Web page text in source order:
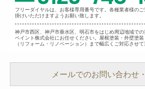
フリーダイヤルは、お客様専用番号です。各種業者様のご
掛けいただけますようお願い致します。
神戸市西区、神戸市垂水区、明石市をはじめ周辺地域で
ペイント株式会社にお任せください。 屋根塗装・外壁塗
（リフォーム・リノベーション）まで幅広くご対応させて
メールでのお問い合わせ